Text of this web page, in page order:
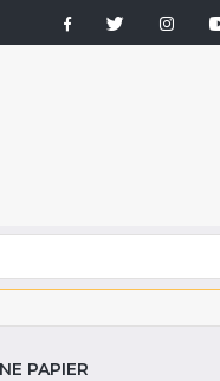
PAPIER